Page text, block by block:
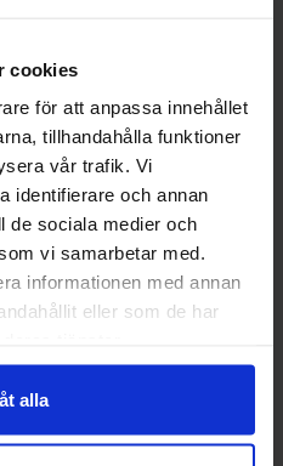
cookies
för att anpassa innehållet
tillhandahålla funktioner
vår trafik. Vi
identifierare och annan
de sociala medier och
vi samarbetar med.
informationen med annan
eller som de har
alla
Køb